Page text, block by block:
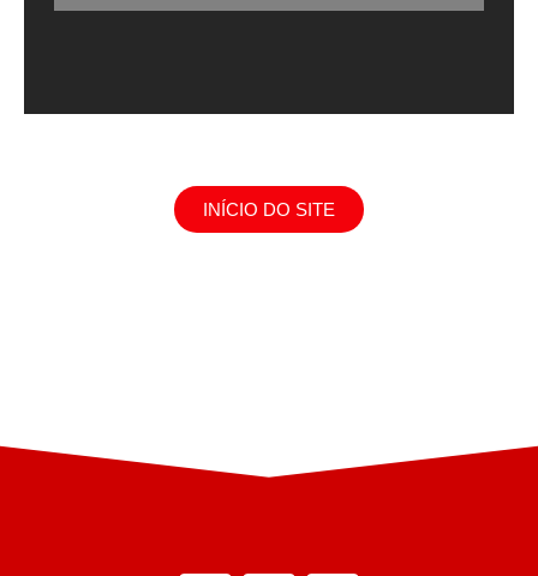
INÍCIO DO SITE